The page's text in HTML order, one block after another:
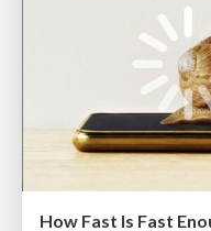
How Fast Is Fast